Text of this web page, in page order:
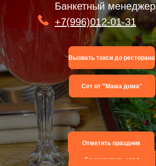
Бронировать стол
+7(996)012-01-31
Банкетный менеджер
Отметить праздник
Сет от "Мама дома"
Вызвать такси до ресторана